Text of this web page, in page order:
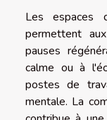
Les espaces
permettent
pauses
calme ou à
postes de
mentale. La